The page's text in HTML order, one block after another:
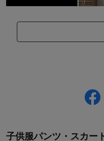
子供服パンツ・スカー